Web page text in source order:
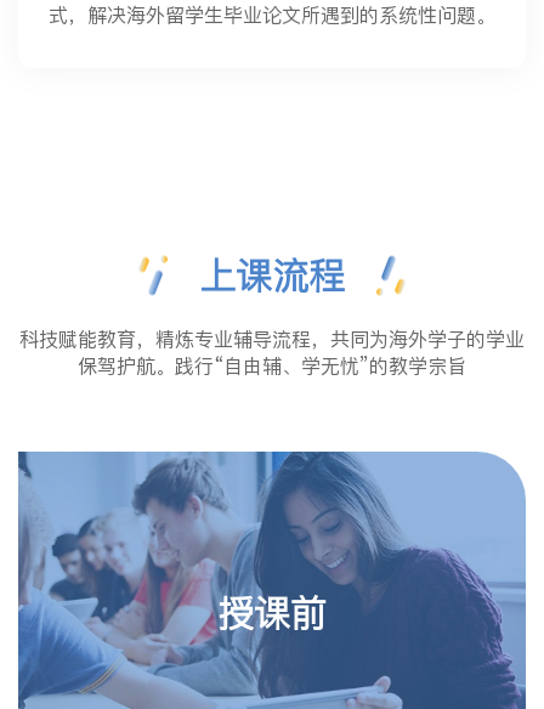
式，解决海外留学生毕业论文所遇到的系统性问题。
上课流程
科技赋能教育，精炼专业辅导流程，共同为海外学子的学业
保驾护航。践行“自由辅、学无忧”的教学宗旨
授课前